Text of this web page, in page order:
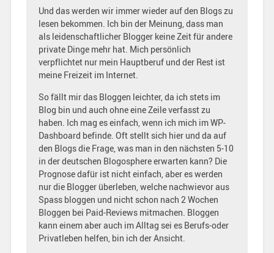
Und das werden wir immer wieder auf den Blogs zu
lesen bekommen. Ich bin der Meinung, dass man
als leidenschaftlicher Blogger keine Zeit für andere
private Dinge mehr hat. Mich persönlich
verpflichtet nur mein Hauptberuf und der Rest ist
meine Freizeit im Internet.
So fällt mir das Bloggen leichter, da ich stets im
Blog bin und auch ohne eine Zeile verfasst zu
haben. Ich mag es einfach, wenn ich mich im WP-
Dashboard befinde. Oft stellt sich hier und da auf
den Blogs die Frage, was man in den nächsten 5-10
in der deutschen Blogosphere erwarten kann? Die
Prognose dafür ist nicht einfach, aber es werden
nur die Blogger überleben, welche nachwievor aus
Spass bloggen und nicht schon nach 2 Wochen
Bloggen bei Paid-Reviews mitmachen. Bloggen
kann einem aber auch im Alltag sei es Berufs-oder
Privatleben helfen, bin ich der Ansicht.